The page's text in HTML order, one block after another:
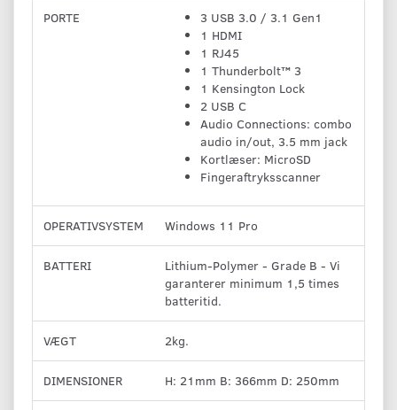
PORTE
3 USB 3.0 / 3.1 Gen1
1 HDMI
1 RJ45
1 Thunderbolt™ 3
1 Kensington Lock
2 USB C
Audio Connections: combo
audio in/out, 3.5 mm jack
Kortlæser: MicroSD
Fingeraftryksscanner
OPERATIVSYSTEM Windows 11 Pro
BATTERI
Lithium-Polymer - Grade B - Vi
garanterer minimum 1,5 times
batteritid.
VÆGT 2kg.
DIMENSIONER H: 21mm B: 366mm D: 250mm